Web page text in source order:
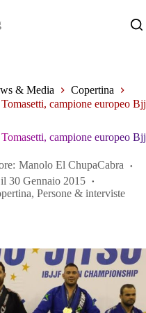
& Media
Copertina
campione europeo Bjj
campione europeo Bjj
Manolo El ChupaCabra
il 30 Gennaio 2015
,Persone & interviste